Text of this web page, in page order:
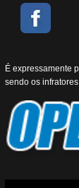
É expressamente
sendo os